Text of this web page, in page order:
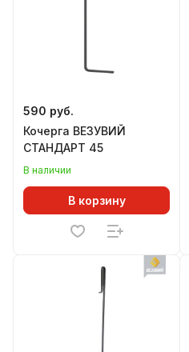
590 руб.
Кочерга ВЕЗУВИЙ
СТАНДАРТ 45
В наличии
В корзину